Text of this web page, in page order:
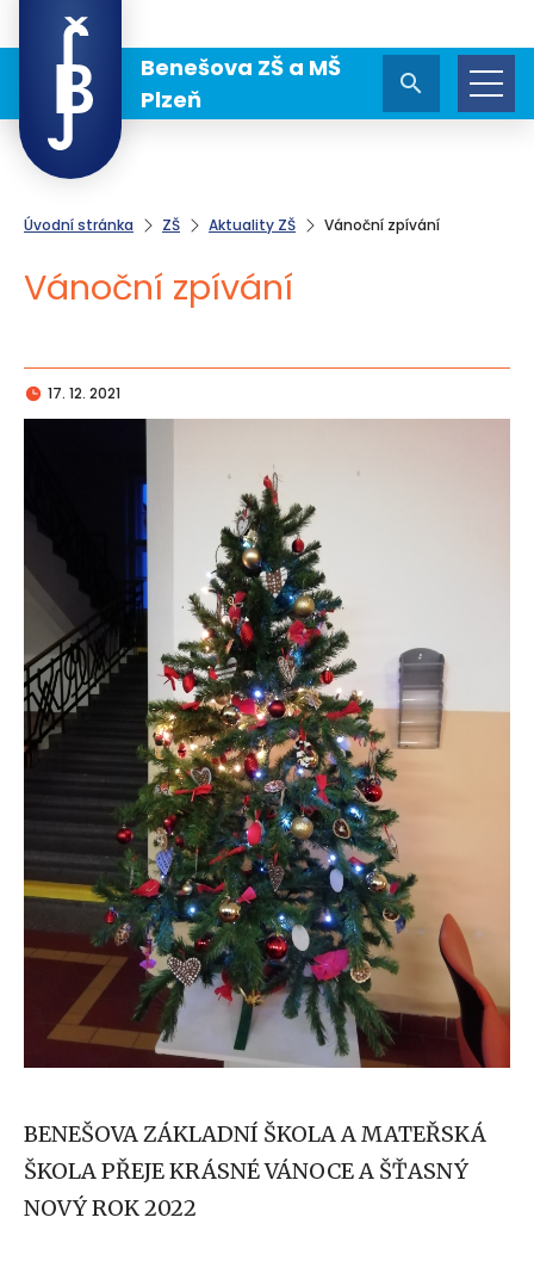
Benešova ZŠ a MŠ
Plzeň
Úvodní stránka ZŠ Aktuality ZŠ Vánoční zpívání
Vánoční zpívání
17. 12. 2021
BENEŠOVA ZÁKLADNÍ ŠKOLA A MATEŘSKÁ
ŠKOLA PŘEJE KRÁSNÉ VÁNOCE A ŠŤASNÝ
NOVÝ ROK 2022